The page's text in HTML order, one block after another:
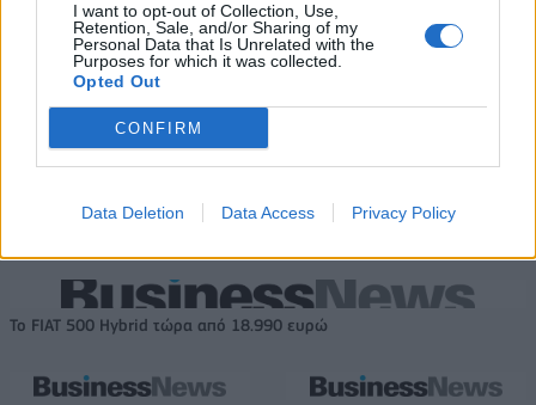
I want to opt-out of Collection, Use,
Retention, Sale, and/or Sharing of my
Personal Data that Is Unrelated with the
Purposes for which it was collected.
Opted Out
CONFIRM
Data Deletion Data Access Privacy Policy
IAB Hellas: Νέα Διοικούσα Επιτροπή και νέο Διοικητικό Συμβούλιο -
την κορυφή της
δολάρια στην KG Mobility
Το FIAT 500 Hybrid τώρα από 18.990 ευρώ